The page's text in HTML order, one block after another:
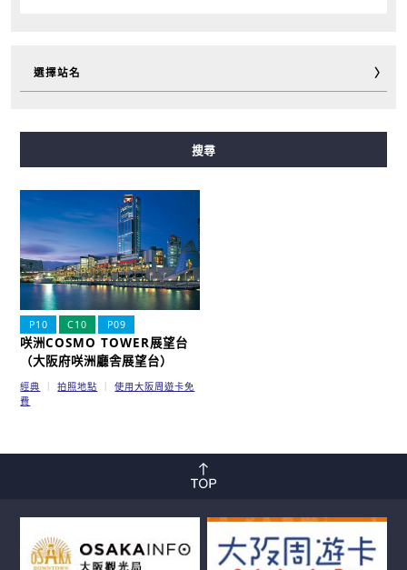
選擇站名
搜尋
P10 C10 P09
咲洲COSMO TOWER展望台
（大阪府咲洲廳舎展望台）
經典 拍照地點
使用大阪周遊卡免
費